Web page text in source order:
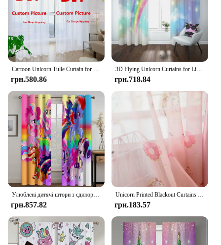
грн.580.86
3D Flying Unicorn Curtains for Living Room Magic Castle Kids Room Curtains Boy Rainbow Sky with Stars Window Sunshade Curtains
грн.718.84
Улюблені дитячі штори з єдинорогом Веселка з візерунком коня Сонцезахисні штори Хлопчики Дівчата Кімната Спальня Декоративні штори
грн.857.82
Unicorn Printed Blackout Curtains for Kids Bedroom Jinya Home Decor Cartoon Nursery Window Curtain Panels Living Room Kitchen
грн.183.57